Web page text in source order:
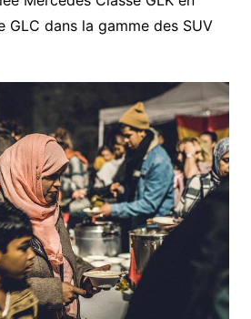
GLC dans la gamme des SUV